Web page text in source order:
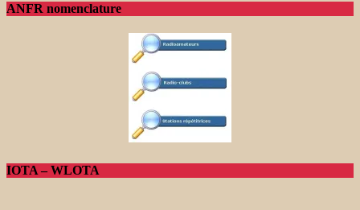
ANFR nomenclature
IOTA – WLOTA